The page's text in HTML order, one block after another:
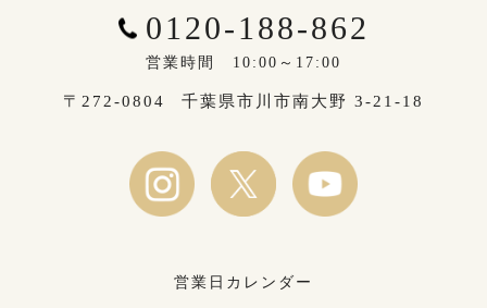
0120-188-862
営業時間 10:00～17:00
〒272-0804 千葉県市川市南大野 3-21-18
営業日カレンダー